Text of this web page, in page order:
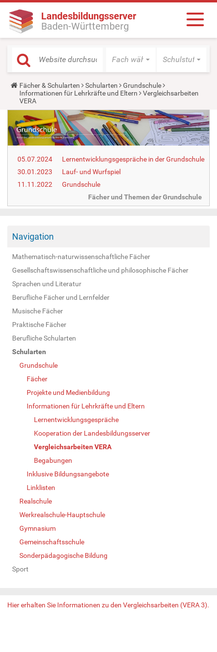
Landesbildungsserver
Baden-Württemberg
Fach wählen Schulstufe
Y
o
u
a
e
h
e
r
:
Fächer & Schularten Schularten
Grundschule
Informationen für Lehrkräfte und Eltern
Vergleichsarbeiten
VERA
05.07.2024
Lernentwicklungsgespräche in der Grundschule
30.01.2023
Lauf- und Wurfspiel
11.11.2022
Grundschule
Fächer und Themen der Grundschule
Navigation
Mathematisch-naturwissenschaftliche Fächer
Gesellschaftswissenschaftliche und philosophische Fächer
Sprachen und Literatur
Berufliche Fächer und Lernfelder
Musische Fächer
Praktische Fächer
Berufliche Schularten
Schularten
Grundschule
Fächer
Projekte und Medienbildung
Informationen für Lehrkräfte und Eltern
Lernentwicklungsgespräche
Kooperation der Landesbildungsserver
Vergleichsarbeiten VERA
Begabungen
Inklusive Bildungsangebote
Linklisten
Realschule
Werkrealschule-Hauptschule
Gymnasium
Gemeinschaftsschule
Sonderpädagogische Bildung
Sport
Hier erhalten Sie Informationen zu den Vergleichsarbeiten (VERA 3).